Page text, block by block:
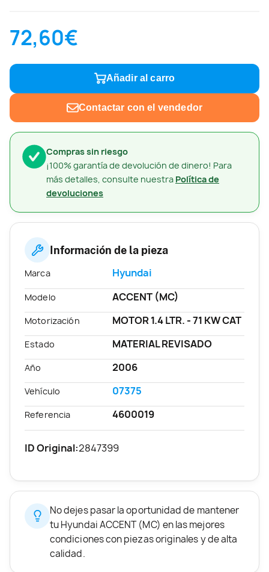
Compras sin riesgo
¡100% garantía de devolución de dinero! Para
más detalles, consulte nuestra Política de
devoluciones
72,60€
Añadir al carro
Contactar con el vendedor
Información de la pieza
Marca Hyundai
Modelo ACCENT (MC)
Motorización MOTOR 1.4 LTR. - 71 KW CAT
Estado MATERIAL REVISADO
Año 2006
Vehículo 07375
Referencia 4600019
ID Original:2847399
No dejes pasar la oportunidad de mantener
tu Hyundai ACCENT (MC) en las mejores
condiciones con piezas originales y de alta
calidad.